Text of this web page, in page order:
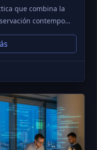
que combina la
contempo…